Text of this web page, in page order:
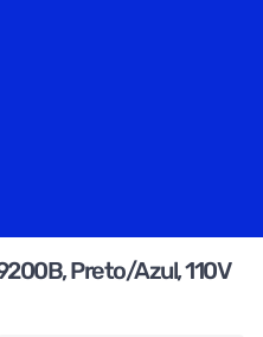
Preto/Azul, 110V